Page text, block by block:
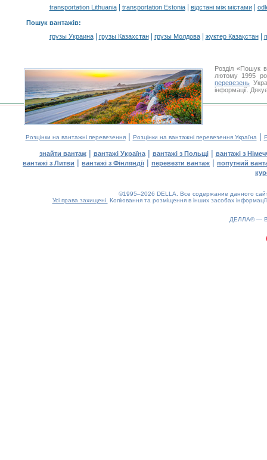
transportation Lithuania| transportation Estonia| відстані між містами|
Пошук вантажів:
грузы Украина| грузы Казахстан| грузы Молдова| жүктер Қазақстан|
Розділ «Пошук
лютому 1995
перевезень
інформації.
Розцінки на вантажні перевезення| Розцінки на вантажні перевезення Україна |
знайти вантаж| вантажі Україна| вантажі з Польщі| вантажі з
вантажі з Литви | вантажі з Фінляндії| перевезти вантаж | попутний
©1995–2026 DELLA. Все содержание данного
Усі права захищені. Копіювання та розміщення в інших засобах
ДЕЛЛА® —